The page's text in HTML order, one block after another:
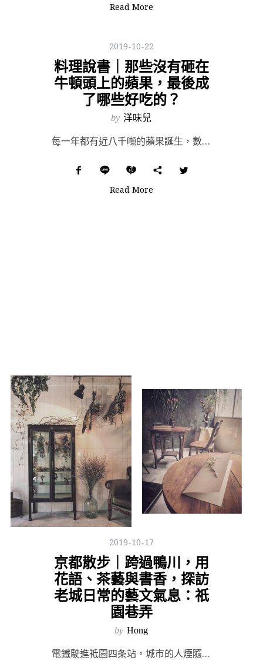
Read More
2019-10-22
料理說書｜那些沒有砸在
牛頓頭上的蘋果，最後成
了哪些好吃的？
by 洋味兒
每一年都有近八千噸的蘋果誕生，數千年來就只有那麼一顆成為亞當與夏娃的禁果，另一顆命中註定成名的，則在...
Read More
2019-10-17
京都散步｜跨過鴨川，用
花語、茶藝與書香，探訪
老城日常的藝文氣息：祇
園巷弄
by Hong
電鐵駛進祗園四条站，城市的人煙隨著列車緩緩移動，彷彿潛進另一個凝滯的時空。秋日的京都失了些溽暑氣息，...